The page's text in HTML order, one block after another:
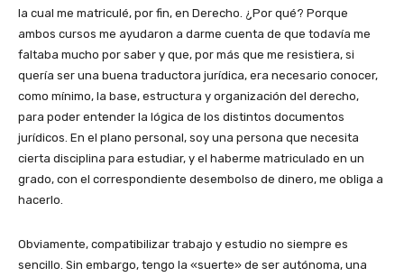
la cual me matriculé, por fin, en Derecho. ¿Por qué? Porque
ambos cursos me ayudaron a darme cuenta de que todavía me
faltaba mucho por saber y que, por más que me resistiera, si
quería ser una buena traductora jurídica, era necesario conocer,
como mínimo, la base, estructura y organización del derecho,
para poder entender la lógica de los distintos documentos
jurídicos. En el plano personal, soy una persona que necesita
cierta disciplina para estudiar, y el haberme matriculado en un
grado, con el correspondiente desembolso de dinero, me obliga a
hacerlo.
Obviamente, compatibilizar trabajo y estudio no siempre es
sencillo. Sin embargo, tengo la «suerte» de ser autónoma, una